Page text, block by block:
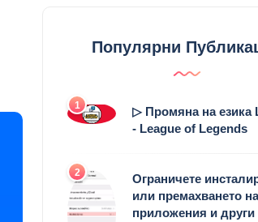
Популярни
1
▷ Промяна на езика
- League of Legends
2
Ограничете
или премахването на
приложения и други